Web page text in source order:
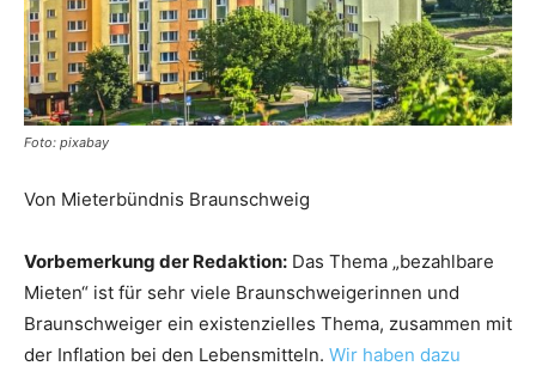
Foto: pixabay
Von Mieterbündnis Braunschweig
Vorbemerkung der Redaktion: Das Thema „bezahlbare
Mieten“ ist für sehr viele Braunschweigerinnen und
Braunschweiger ein existenzielles Thema, zusammen mit
der Inflation bei den Lebensmitteln. Wir haben dazu